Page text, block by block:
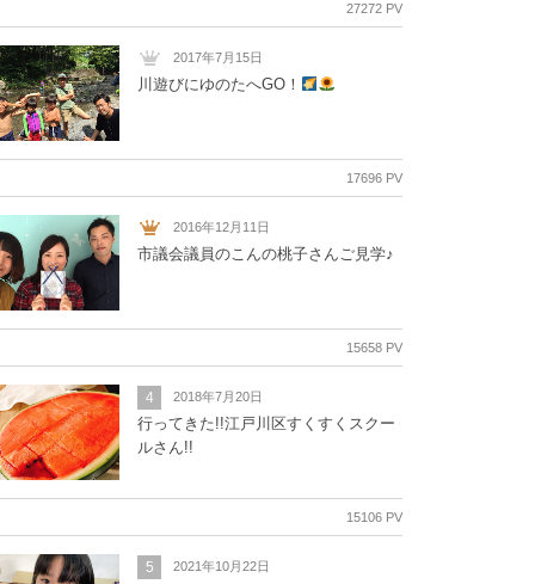
27272 PV
2017年7月15日
川遊びにゆのたへGO！
17696 PV
2016年12月11日
市議会議員のこんの桃子さんご見学♪
15658 PV
4 2018年7月20日
行ってきた!!江戸川区すくすくスクー
ルさん!!
15106 PV
5 2021年10月22日